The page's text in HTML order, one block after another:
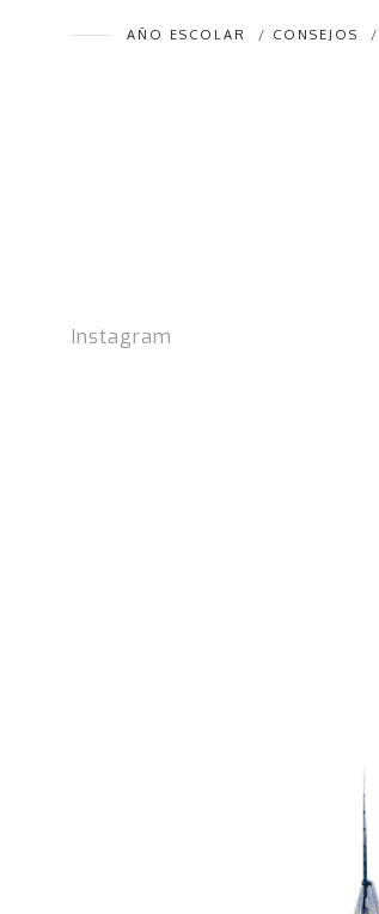
AÑO ESCOLAR / CONSEJOS /
Instagram